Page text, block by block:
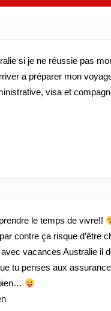
si je ne réussie pas
a préparer mon
visa et
le temps de vivre!!
contre ça risque d’être
vacances Australie il
tu penses aux